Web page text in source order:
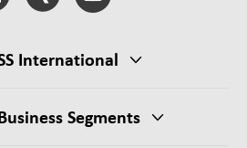
International
Segments